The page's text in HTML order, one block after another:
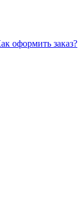
оформить заказ?